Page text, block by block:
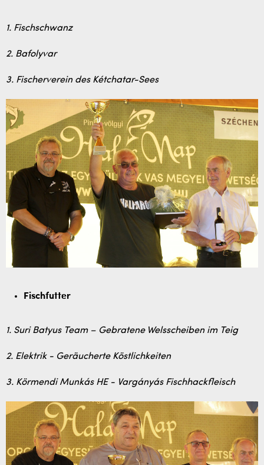
1. Fischschwanz
2. Bafolyvar
3. Fischerverein des Kétchatar-Sees
Fischfutter
1. Suri Batyus Team – Gebratene Welsscheiben im Teig
2. Elektrik - Geräucherte Köstlichkeiten
3. Körmendi Munkás HE - Vargányás Fischhackfleisch